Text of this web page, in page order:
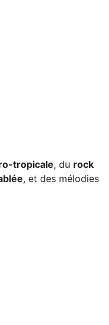
tropicale, du rock
, et des mélodies